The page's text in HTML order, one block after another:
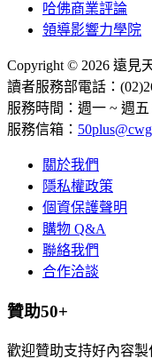
哈佛商業評論
領導影響力學院
Copyright © 2026 遠見
讀者服務部電話：
服務時間：週一 ~ 週五
服務信箱：
關於我們
隱私權政策
個資保護聲明
購物 Q&A
聯絡我們
合作洽談
贊助50+
歡迎贊助支持好內容製